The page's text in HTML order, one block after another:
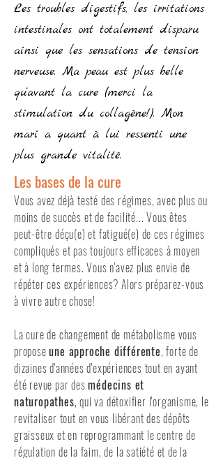
Les troubles digestifs, les irritations
intestinales ont totalement disparu
ainsi que les sensations de tension
nerveuse. Ma peau est plus belle
qu'avant la cure (merci la
stimulation du collagène!). Mon
mari a quant à lui ressenti une
plus grande vitalité.
Les bases de la cure
Vous avez déjà testé des régimes, avec plus ou
moins de succès et de facilité... Vous êtes
peut-être déçu(e) et fatigué(e) de ces régimes
compliqués et pas toujours efficaces à moyen
et à long termes. Vous n'avez plus envie de
répéter ces expériences? Alors préparez-vous
à vivre autre chose!
La cure de changement de métabolisme vous
proposeune approche différente, forte de
dizaines d'années d'expériences tout en ayant
été revue par desmédecins et
naturopathes, qui va détoxifier l'organisme, le
revitaliser tout en vous libérant des dépôts
graisseux et en reprogrammant le centre de
régulation de la faim, de la satiété et de la